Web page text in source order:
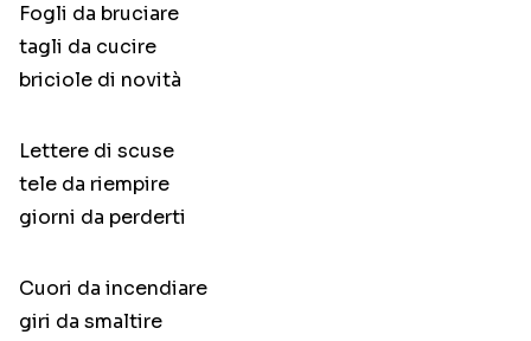
Fogli da bruciare
tagli da cucire
briciole di novità
Lettere di scuse
tele da riempire
giorni da perderti
Cuori da incendiare
giri da smaltire